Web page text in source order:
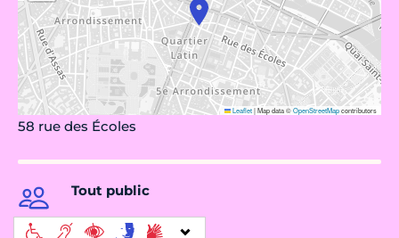
Leaflet|Map data ©OpenStreetMapcontributors
58 rue des Écoles
Tout public